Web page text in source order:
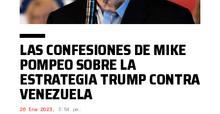
LAS CONFESIONES DE MIKE
POMPEO SOBRE LA
ESTRATEGIA TRUMP CONTRA
VENEZUELA
26 Ene 2023, 3:54 pm.